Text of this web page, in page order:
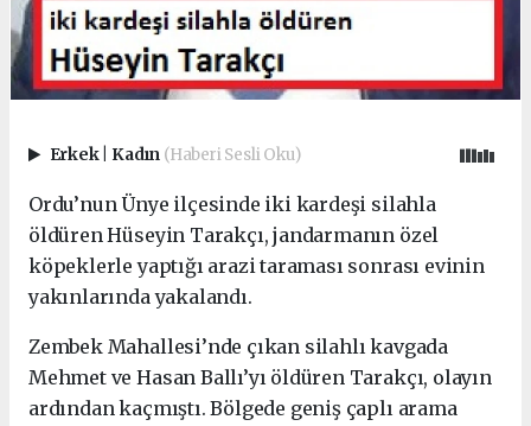
Erkek Kadın (Haberi Sesli Oku)
Ordu’nun Ünye ilçesinde iki kardeşi silahla
öldüren Hüseyin Tarakçı, jandarmanın özel
köpeklerle yaptığı arazi taraması sonrası evinin
yakınlarında yakalandı.
Zembek Mahallesi’nde çıkan silahlı kavgada
Mehmet ve Hasan Ballı’yı öldüren Tarakçı, olayın
ardından kaçmıştı. Bölgede geniş çaplı arama